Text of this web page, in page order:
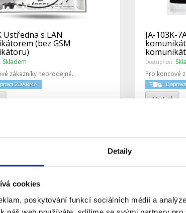
Detaily
cookies
poskytování funkcí sociálních médií a
Ústředna s LAN
(bez GSM
Skladem
zákazníky neprodejné.
JA-103K-
Dostupnost:
Pro koncové
Detail